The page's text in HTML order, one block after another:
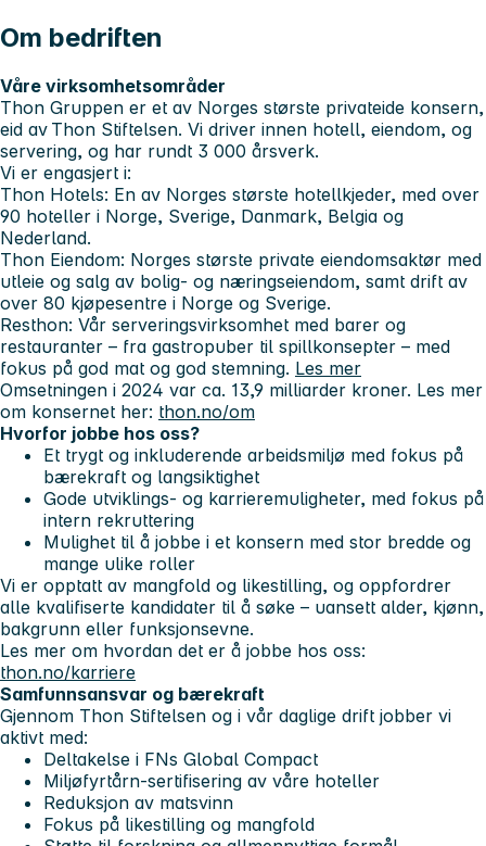
Om bedriften
Våre virksomhetsområder
Thon Gruppen er et av Norges største privateide konsern,
eid av Thon Stiftelsen. Vi driver innen hotell, eiendom, og
servering, og har rundt 3 000 årsverk.
Vi er engasjert i:
Thon Hotels: En av Norges største hotellkjeder, med over
90 hoteller i Norge, Sverige, Danmark, Belgia og
Nederland.
Thon Eiendom: Norges største private eiendomsaktør med
utleie og salg av bolig- og næringseiendom, samt drift av
over 80 kjøpesentre i Norge og Sverige.
Resthon: Vår serveringsvirksomhet med barer og
restauranter – fra gastropuber til spillkonsepter – med
fokus på god mat og god stemning. Les mer
Omsetningen i 2024 var ca. 13,9 milliarder kroner. Les mer
om konsernet her: thon.no/om
Hvorfor jobbe hos oss?
Et trygt og inkluderende arbeidsmiljø med fokus på
bærekraft og langsiktighet
Gode utviklings- og karrieremuligheter, med fokus på
intern rekruttering
Mulighet til å jobbe i et konsern med stor bredde og
mange ulike roller
Vi er opptatt av mangfold og likestilling, og oppfordrer
alle kvalifiserte kandidater til å søke – uansett alder, kjønn,
bakgrunn eller funksjonsevne.
Les mer om hvordan det er å jobbe hos oss:
thon.no/karriere
Samfunnsansvar og bærekraft
Gjennom Thon Stiftelsen og i vår daglige drift jobber vi
aktivt med:
Deltakelse i FNs Global Compact
Miljøfyrtårn-sertifisering av våre hoteller
Reduksjon av matsvinn
Fokus på likestilling og mangfold